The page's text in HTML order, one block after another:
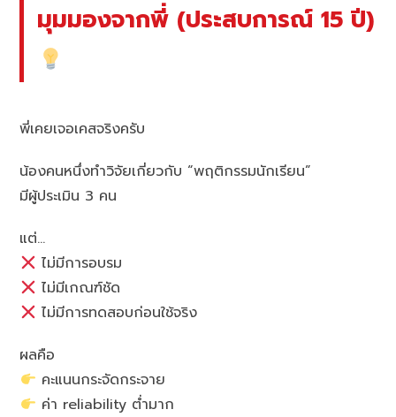
มุมมองจากพี่ (ประสบการณ์ 15 ปี)
พี่เคยเจอเคสจริงครับ
น้องคนหนึ่งทำวิจัยเกี่ยวกับ “พฤติกรรมนักเรียน”
มีผู้ประเมิน 3 คน
แต่…
ไม่มีการอบรม
ไม่มีเกณฑ์ชัด
ไม่มีการทดสอบก่อนใช้จริง
ผลคือ
คะแนนกระจัดกระจาย
ค่า reliability ต่ำมาก